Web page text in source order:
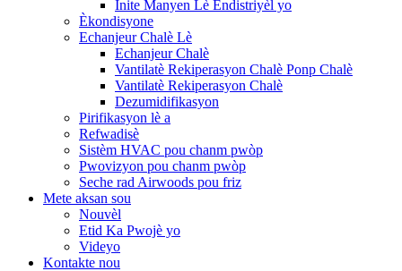
Inite Manyen Lè Endistriyèl yo
Èkondisyone
Echanjeur Chalè Lè
Echanjeur Chalè
Vantilatè Rekiperasyon Chalè Ponp Chalè
Vantilatè Rekiperasyon Chalè
Dezumidifikasyon
Pirifikasyon lè a
Refwadisè
Sistèm HVAC pou chanm pwòp
Pwovizyon pou chanm pwòp
Seche rad Airwoods pou friz
Mete aksan sou
Nouvèl
Etid Ka Pwojè yo
Videyo
Kontakte nou